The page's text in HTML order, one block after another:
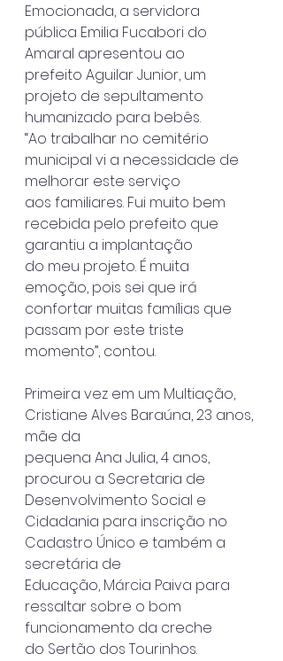
Emocionada, a servidora
pública Emilia Fucabori do
Amaral apresentou ao
prefeito Aguilar Junior, um
projeto de sepultamento
humanizado para bebês.
“Ao trabalhar no cemitério
municipal vi a necessidade de
melhorar este serviço
aos familiares. Fui muito bem
recebida pelo prefeito que
garantiu a implantação
do meu projeto. É muita
emoção, pois sei que irá
confortar muitas famílias que
passam por este triste
momento”, contou.
Primeira vez em um Multiação,
Cristiane Alves Baraúna, 23 anos,
mãe da
pequena Ana Julia, 4 anos,
procurou a Secretaria de
Desenvolvimento Social e
Cidadania para inscrição no
Cadastro Único e também a
secretária de
Educação, Márcia Paiva para
ressaltar sobre o bom
funcionamento da creche
do Sertão dos Tourinhos.